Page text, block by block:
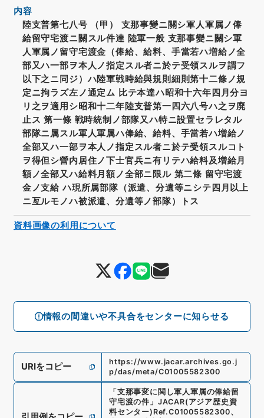
情報の間違いや不具合をセンターに知らせる
内容
陸支普第七八号 （甲） 支那事變ニ關シ軍人軍属ノ俸
給留守宅渡ニ關スル件達 陸軍一般 支那事變ニ關シ軍
人軍属ノ留守宅渡金（俸給、給料、手當若ハ増給ノ全
部又ハ一部ヲ本人ノ指定スル者ニ於テ受領スルヲ謂フ
以下之ニ同ジ）ハ陸軍戦時給與規則細則第十二條ノ規
定ニ拘ラズ左ノ通定ム 比テ本達ハ昭和十六年四月分ヨ
リ之ヲ適用シ昭和十二年陸支普第一四六八号ハ之ヲ廃
止ス 第一條 戦時統制ノ部隊又ハ特ニ設置セラレタル
部隊ニ属スル軍人軍属ハ俸給、給料、手當若ハ増給ノ
全部又ハ一部ヲ本人ノ指定スル者ニ於テ受領スルコト
ヲ得但シ營内居住ノ下士官兵ニ有リテハ給料及増給月
額ノ全部又ハ給料月額ノ全部ニ限ル 第二條 留守宅渡
金ノ支給 ハ現所属部隊（派遣、分遺等ニシテ四月以上
ニ亙ルモノハ被派遣、分遺等ノ部隊）トス
URIをコピー
https://www.jacar.archives.go.j
p/das/meta/C01005582300
「支那事変に関し軍人軍属の俸給留
守宅渡の件 」 JACAR(アジア歴史資
料センター) Ref.C01005582300、
資料画像の利用について